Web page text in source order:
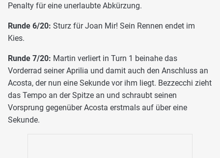
Penalty für eine unerlaubte Abkürzung.
Runde 6/20: Sturz für Joan Mir! Sein Rennen endet im
Kies.
Runde 7/20: Martin verliert in Turn 1 beinahe das
Vorderrad seiner Aprilia und damit auch den Anschluss an
Acosta, der nun eine Sekunde vor ihm liegt. Bezzecchi zieht
das Tempo an der Spitze an und schraubt seinen
Vorsprung gegenüber Acosta erstmals auf über eine
Sekunde.